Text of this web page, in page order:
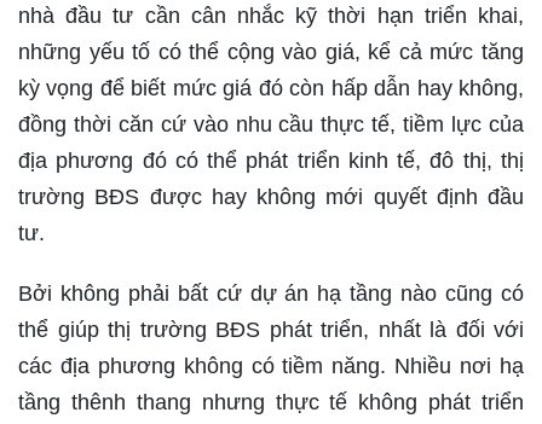
nhà đầu tư cần cân nhắc kỹ thời hạn triển khai,
những yếu tố có thể cộng vào giá, kể cả mức tăng
kỳ vọng để biết mức giá đó còn hấp dẫn hay không,
đồng thời căn cứ vào nhu cầu thực tế, tiềm lực của
địa phương đó có thể phát triển kinh tế, đô thị, thị
trường BĐS được hay không mới quyết định đầu
tư.
Bởi không phải bất cứ dự án hạ tầng nào cũng có
thể giúp thị trường BĐS phát triển, nhất là đối với
các địa phương không có tiềm năng. Nhiều nơi hạ
tầng thênh thang nhưng thực tế không phát triển